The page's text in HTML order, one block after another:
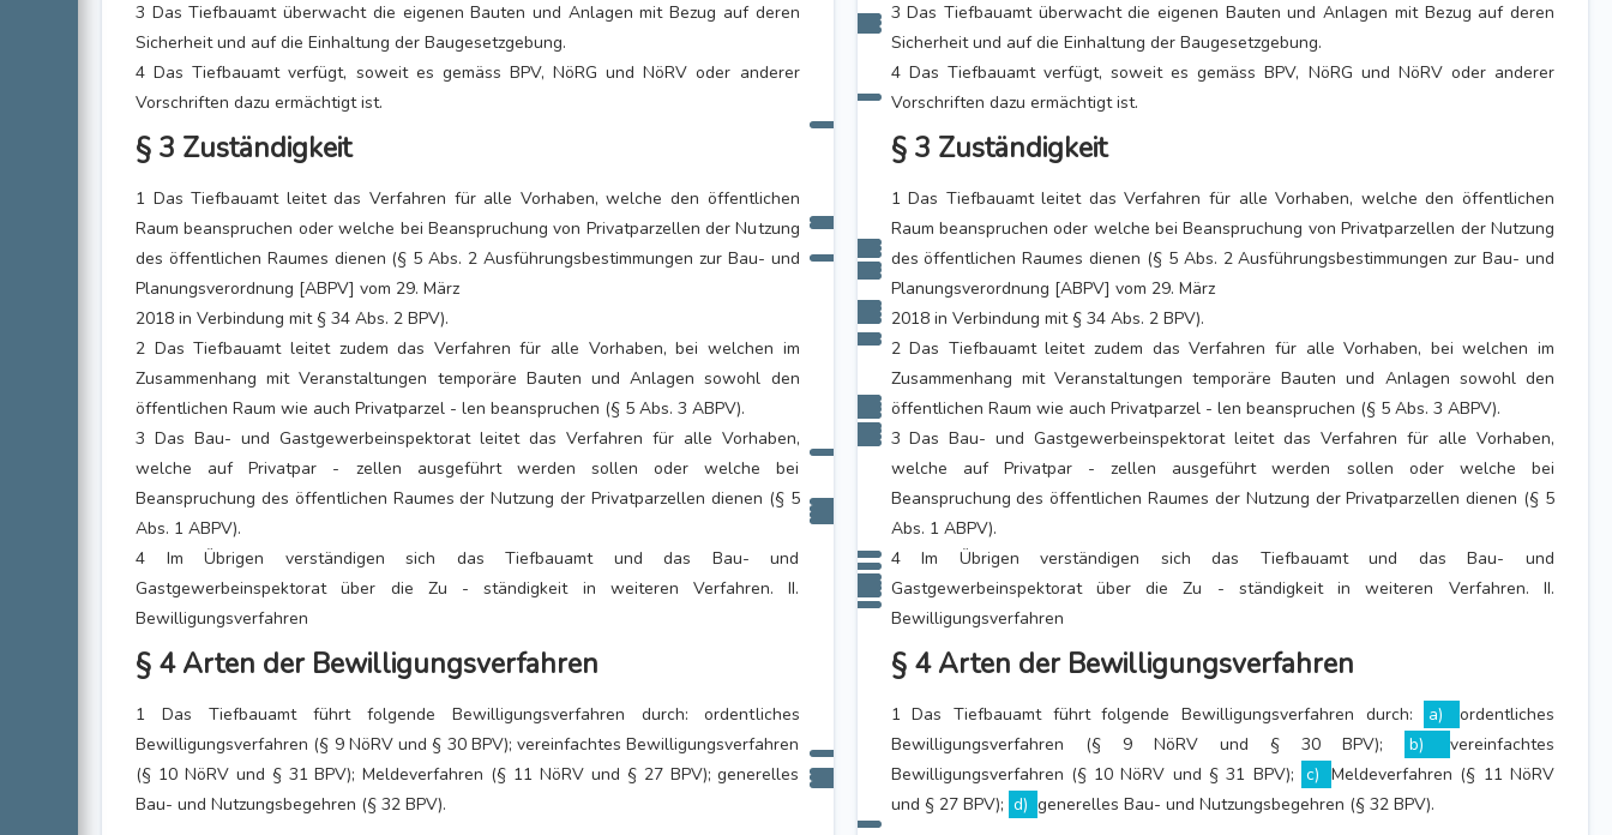
3 Das Tiefbauamt überwacht die eigenen Bauten und Anlagen mit Bezug auf deren
Sicherheit und auf die Einhaltung der Baugesetzgebung.
4 Das Tiefbauamt verfügt, soweit es gemäss BPV, NöRG und NöRV oder anderer
Vorschriften dazu ermächtigt ist.
§ 3 Zuständigkeit
1 Das Tiefbauamt leitet das Verfahren für alle Vorhaben, welche den öffentlichen
Raum beanspruchen oder welche bei Beanspruchung von Privatparzellen der Nutzung
des öffentlichen Raumes dienen (§ 5 Abs. 2 Ausführungsbestimmungen zur Bau- und
Planungsverordnung [ABPV] vom 29. März
2018 in Verbindung mit § 34 Abs. 2 BPV).
2 Das Tiefbauamt leitet zudem das Verfahren für alle Vorhaben, bei welchen im
Zusammenhang mit Veranstaltungen temporäre Bauten und Anlagen sowohl den
öffentlichen Raum wie auch Privatparzel - len beanspruchen (§ 5 Abs. 3 ABPV).
3 Das Bau- und Gastgewerbeinspektorat leitet das Verfahren für alle Vorhaben,
welche auf Privatpar - zellen ausgeführt werden sollen oder welche bei
Beanspruchung des öffentlichen Raumes der Nutzung der Privatparzellen dienen (§ 5
Abs. 1 ABPV).
4 Im Übrigen verständigen sich das Tiefbauamt und das Bau- und
Gastgewerbeinspektorat über die Zu - ständigkeit in weiteren Verfahren. II.
Bewilligungsverfahren
§ 4 Arten der Bewilligungsverfahren
1 Das Tiefbauamt führt folgende Bewilligungsverfahren durch: ordentliches
Bewilligungsverfahren (§ 9 NöRV und § 30 BPV); vereinfachtes Bewilligungsverfahren
(§ 10 NöRV und § 31 BPV); Meldeverfahren (§ 11 NöRV und § 27 BPV); generelles
Bau- und Nutzungsbegehren (§ 32 BPV).
3 Das Tiefbauamt überwacht die eigenen Bauten und Anlagen mit Bezug auf deren
Sicherheit und auf die Einhaltung der Baugesetzgebung.
4 Das Tiefbauamt verfügt, soweit es gemäss BPV, NöRG und NöRV oder anderer
Vorschriften dazu ermächtigt ist.
§ 3 Zuständigkeit
1 Das Tiefbauamt leitet das Verfahren für alle Vorhaben, welche den öffentlichen
Raum beanspruchen oder welche bei Beanspruchung von Privatparzellen der Nutzung
des öffentlichen Raumes dienen (§ 5 Abs. 2 Ausführungsbestimmungen zur Bau- und
Planungsverordnung [ABPV] vom 29. März
2018 in Verbindung mit § 34 Abs. 2 BPV).
2 Das Tiefbauamt leitet zudem das Verfahren für alle Vorhaben, bei welchen im
Zusammenhang mit Veranstaltungen temporäre Bauten und Anlagen sowohl den
öffentlichen Raum wie auch Privatparzel - len beanspruchen (§ 5 Abs. 3 ABPV).
3 Das Bau- und Gastgewerbeinspektorat leitet das Verfahren für alle Vorhaben,
welche auf Privatpar - zellen ausgeführt werden sollen oder welche bei
Beanspruchung des öffentlichen Raumes der Nutzung der Privatparzellen dienen (§ 5
Abs. 1 ABPV).
4 Im Übrigen verständigen sich das Tiefbauamt und das Bau- und
Gastgewerbeinspektorat über die Zu - ständigkeit in weiteren Verfahren. II.
Bewilligungsverfahren
§ 4 Arten der Bewilligungsverfahren
1 Das Tiefbauamt führt folgende Bewilligungsverfahren durch: a)
ordentliches
Bewilligungsverfahren (§ 9 NöRV und § 30 BPV);
b)
vereinfachtes
Bewilligungsverfahren (§ 10 NöRV und § 31 BPV); c) Meldeverfahren (§ 11 NöRV
und § 27 BPV); d) generelles Bau- und Nutzungsbegehren (§ 32 BPV).